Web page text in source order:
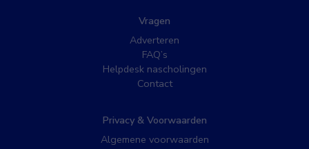
Vragen
Adverteren
FAQ’s
Helpdesk nascholingen
Contact
Privacy & Voorwaarden
Algemene voorwaarden